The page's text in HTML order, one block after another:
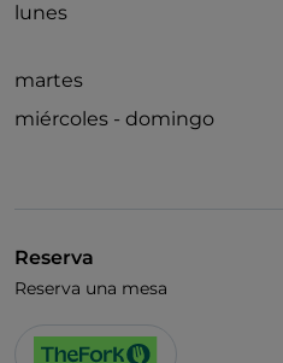
lunes
martes
miércoles - domingo
Reserva
Reserva una mesa